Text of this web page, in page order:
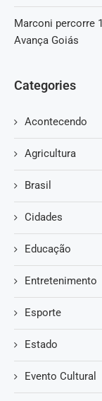
Marconi percorre
Avança Goiás
Categories
Acontecendo
Agricultura
Brasil
Cidades
Educação
Entretenimento
Esporte
Estado
Evento Cultural